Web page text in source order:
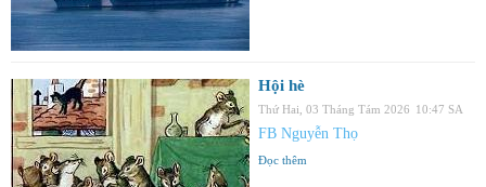
Hội hè
Thứ Hai, 03 Tháng Tám 2026 10:47 SA
FB Nguyễn Thọ
Đọc thêm